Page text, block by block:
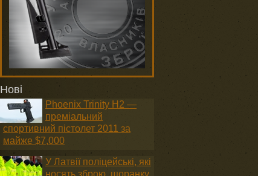
Нові
Phoenix Trinity H2 —
преміальний
спортивний пістолет 2011 за
майже $7,000
У Латвії поліцейські, які
носять зброю, щоранку